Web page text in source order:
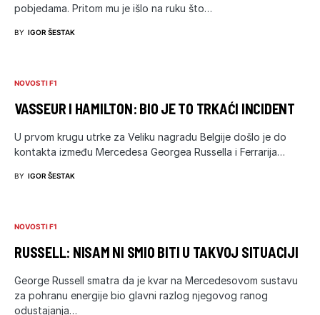
pobjedama. Pritom mu je išlo na ruku što…
BY IGOR ŠESTAK
NOVOSTI F1
VASSEUR I HAMILTON: BIO JE TO TRKAĆI INCIDENT
U prvom krugu utrke za Veliku nagradu Belgije došlo je do
kontakta između Mercedesa Georgea Russella i Ferrarija…
BY IGOR ŠESTAK
NOVOSTI F1
RUSSELL: NISAM NI SMIO BITI U TAKVOJ SITUACIJI
George Russell smatra da je kvar na Mercedesovom sustavu
za pohranu energije bio glavni razlog njegovog ranog
odustajanja…